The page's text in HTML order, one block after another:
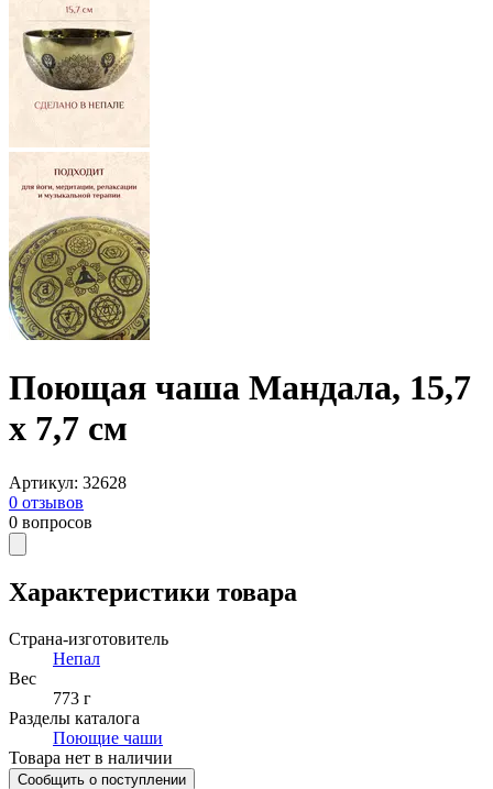
Поющая чаша Мандала, 15,7
х 7,7 см
Артикул: 32628
0 отзывов
0 вопросов
Характеристики товара
Страна-изготовитель
Непал
Вес
773 г
Разделы каталога
Поющие чаши
Товара нет в наличии
Сообщить о поступлении